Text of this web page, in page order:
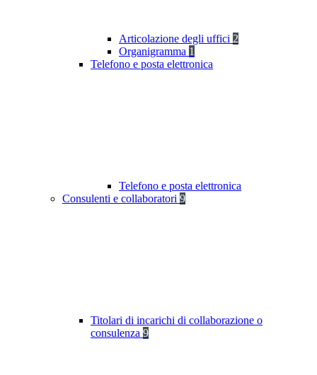
Articolazione degli uffici 2
Organigramma 1
Telefono e posta elettronica
Telefono e posta elettronica
Consulenti e collaboratori 9
Titolari di incarichi di collaborazione o
consulenza 9